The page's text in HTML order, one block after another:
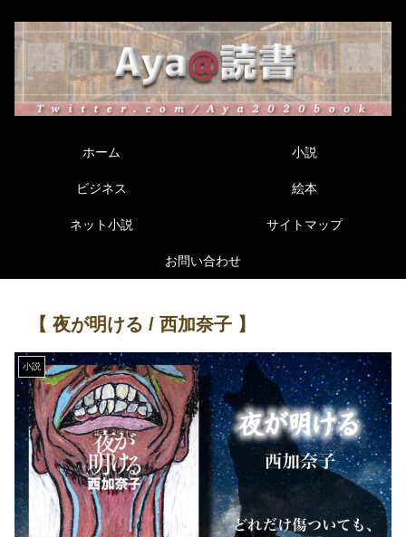
ホーム 小説
ビジネス 絵本
ネット小説 サイトマップ
お問い合わせ
【 夜が明ける / 西加奈子 】
小説